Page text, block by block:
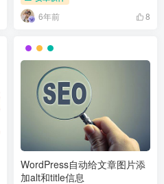
6年前 8
WordPress自动给文章图片添
加alt和title信息